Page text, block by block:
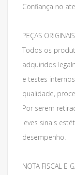
Confiança no
PEÇAS
Todos os
adquiridos
e testes
qualidade,
Por serem
leves sinais
desempenho.
NOTA FISCAL E